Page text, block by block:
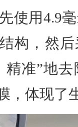
使用4.9
构，然
精准”地
，体现了